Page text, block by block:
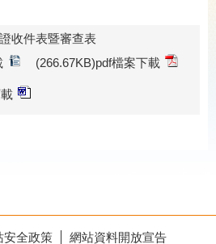
收件表暨審查表
(266.67KB)pdf檔案下載
安全政策 網站資料開放宣告